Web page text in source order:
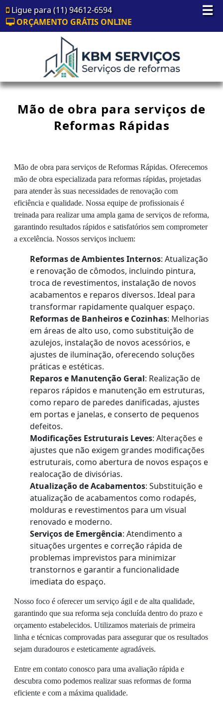
☰
Ligue para (11) 94612-6594
ORÇAMENTO GRÁTIS ONLINE
Mão de obra para serviços de
Reformas Rápidas
Mão de obra para serviços de Reformas Rápidas. Oferecemos
mão de obra especializada para reformas rápidas, projetadas
para atender às suas necessidades de renovação com
eficiência e qualidade. Nossa equipe de profissionais é
treinada para realizar uma ampla gama de serviços de reforma,
garantindo resultados rápidos e satisfatórios sem comprometer
a excelência. Nossos serviços incluem:
Reformas de Ambientes Internos: Atualização
e renovação de cômodos, incluindo pintura,
troca de revestimentos, instalação de novos
acabamentos e reparos diversos. Ideal para
transformar rapidamente qualquer espaço.
Reformas de Banheiros e Cozinhas: Melhorias
em áreas de alto uso, como substituição de
azulejos, instalação de novos acessórios, e
ajustes de iluminação, oferecendo soluções
práticas e estéticas.
Reparos e Manutenção Geral: Realização de
reparos rápidos e manutenção em estruturas,
como reparo de paredes danificadas, ajustes
em portas e janelas, e conserto de pequenos
defeitos.
Modificações Estruturais Leves: Alterações e
ajustes que não exigem grandes modificações
estruturais, como abertura de novos espaços e
realocação de divisórias.
Atualização de Acabamentos: Substituição e
atualização de acabamentos como rodapés,
molduras e revestimentos para um visual
renovado e moderno.
Serviços de Emergência: Atendimento a
situações urgentes e correção rápida de
problemas imprevistos para minimizar
transtornos e garantir a funcionalidade
imediata do espaço.
Nosso foco é oferecer um serviço ágil e de alta qualidade,
garantindo que sua reforma seja concluída dentro do prazo e
orçamento estabelecidos. Utilizamos materiais de primeira
linha e técnicas comprovadas para assegurar que os resultados
sejam duradouros e esteticamente agradáveis.
Entre em contato conosco para uma avaliação rápida e
descubra como podemos realizar suas reformas de forma
eficiente e com a máxima qualidade.